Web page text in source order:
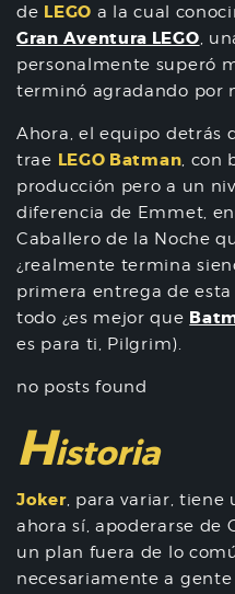
de LEGO a la cual
Gran Aventura LEGO,
personalmente superó
terminó agradando por
Ahora, el equipo detrás
trae LEGO Batman, con
producción pero a un
diferencia de Emmet,
Caballero de la Noche
¿realmente termina
primera entrega de
todo ¿es mejor que
es para ti, Pilgrim).
no posts found
Historia
Joker, para variar, tiene
ahora sí, apoderarse de
un plan fuera de lo
necesariamente a